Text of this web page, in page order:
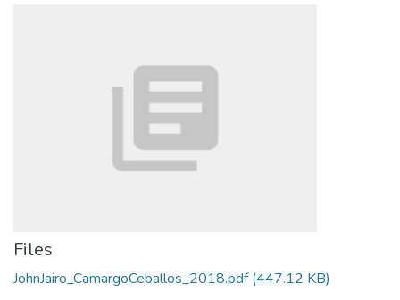
Files
JohnJairo_CamargoCeballos_2018.pdf(447.12 KB)